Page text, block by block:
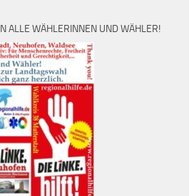
ALLE WÄHLERINNEN UND WÄHLER!